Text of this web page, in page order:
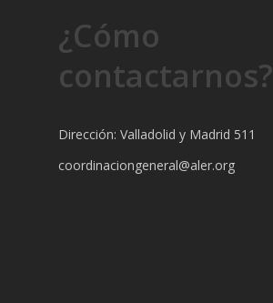
¿Cómo
contactarnos?
Dirección: Valladolid y Madrid 511
coordinaciongeneral@aler.org